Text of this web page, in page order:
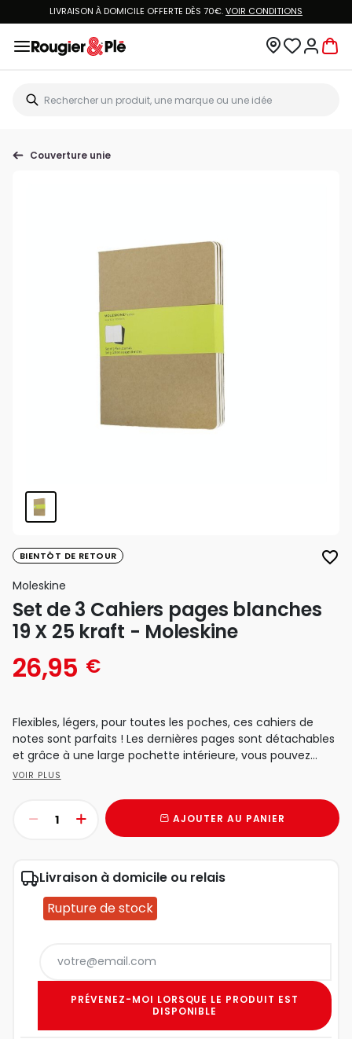
LIVRAISON À DOMICILE OFFERTE DÈS 70€.VOIR CONDITIONS
Couverture unie
BIENTÔT DE RETOUR favorite_border
Moleskine
Set de 3 Cahiers pages blanches
19 X 25 kraft - Moleskine
26,95 €
Flexibles, légers, pour toutes les poches, ces cahiers de
notes sont parfaits ! Les dernières pages sont détachables
et grâce à une large pochette intérieure, vous pouvez...
VOIR PLUS
AJOUTER AU PANIER
Livraison à domicile ou relais
Rupture de stock
PRÉVENEZ-MOI LORSQUE LE PRODUIT EST
DISPONIBLE